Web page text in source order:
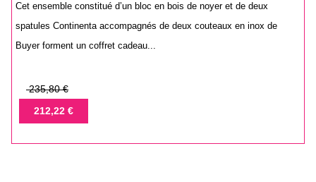
Cet ensemble constitué d’un bloc en bois de noyer et de deux
spatules Continenta accompagnés de deux couteaux en inox de
Buyer forment un coffret cadeau...
Prix
base
235,80 €
Prix212,22 €